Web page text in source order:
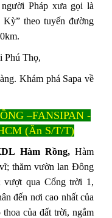
Pháp xưa gọi là
theo tuyến đường
Phú Thọ,
Khám phá Sapa về
–FANSIPAN -
(Ăn S/T/T)
Hàm Rồng,Hàm
thăm vườn lan Đông
vượt qua Cổng trời 1,
đến nơi cao nhất của
của đất trời, ngắm